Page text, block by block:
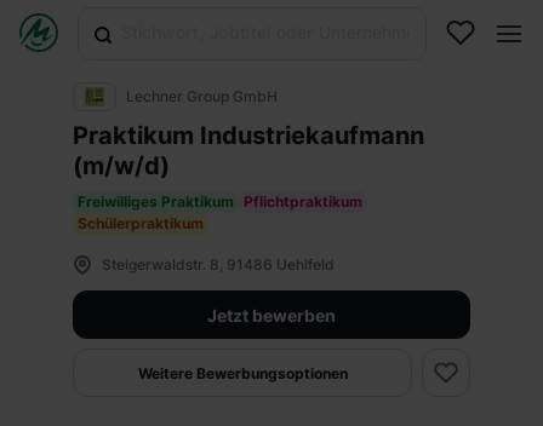
Lechner Group GmbH
Praktikum Industriekaufmann
(m/w/d)
Freiwilliges Praktikum
Pflichtpraktikum
Schülerpraktikum
Steigerwaldstr. 8, 91486 Uehlfeld
Jetzt bewerben
Weitere Bewerbungsoptionen